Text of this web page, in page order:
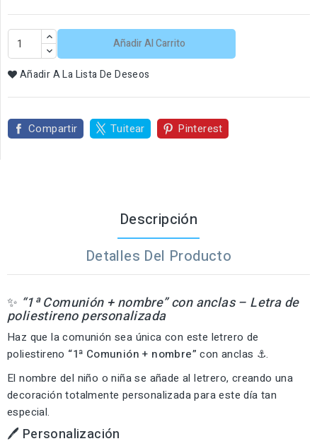
Añadir Al Carrito
Añadir A La Lista De Deseos
Compartir Tuitear Pinterest
Descripción
Detalles Del Producto
✨ “1ª Comunión + nombre” con anclas – Letra de
poliestireno personalizada
Haz que la comunión sea única con este letrero de
poliestireno “1ª Comunión + nombre” con anclas ⚓.
El nombre del niño o niña se añade al letrero, creando una
decoración totalmente personalizada para este día tan
especial.
🖊️ Personalización